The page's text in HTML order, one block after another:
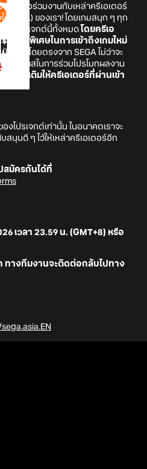
ดขึ้นเพื่อร่วมงานกับเหล่าครีเอเตอร์
ต้ (SEA) ของเรา! โดยเกมสนุก ๆ ทุก
ยู่ในโปรเจกต์นี้ทั้งหมด โดยครีเอ
บสิทธิพิเศษในการเข้าถึงเกมใหม่
บสนุนโดยตรงจาก SEGA ไม่ว่าจะ
ะโอกาสในการร่วมโปรโมทผลงาน
ยดเพิ่มเติมให้ครีเอเตอร์ที่ผ่านเข้า
งโปรเจกต์เท่านั้น ในอนาคตเราจะ
นุนดี ๆ ไว้ให้เหล่าครีเอเตอร์อีก
สมัครกันได้ที่
เวลา 23.59 น. (GMT+8) หรือ
ทางทีมงานจะติดต่อกลับไปทาง